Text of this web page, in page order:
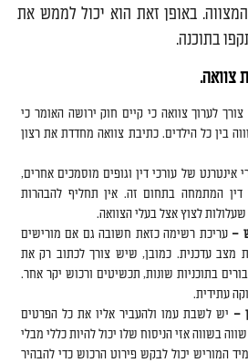
באופן זאת הוא יכול לממש את
בתוכנה.
צוואה.
לערוך צוואה כי קיים חוק ירושה האומר כי
בין כל הילדים. כתיבת צוואה מחדדת את רצון
אינטרנט של עורכי דין וגופים מוסמכים אחרים,
דין המתמחה בתחום זה. אין תחליף להבהרות
שעלולות לצוץ אצל בעלי הצוואה.
– עריכת רשימה כזאת חשובה גם אם מורישים
מצב עדכנית. כמובן, שיש צורך לכתוב רק את
בתוכניות שונות, תכשיטים ורכוש יקר אחר.
עתידית.
– יש לשבת עמו ולהעביר אליו את כל הפרטים
בשווה אזי הניסוח שלו יכול להיות כללי מבלי
המוריש יכול לבקש פירוט הרכוש כדי להבהיר